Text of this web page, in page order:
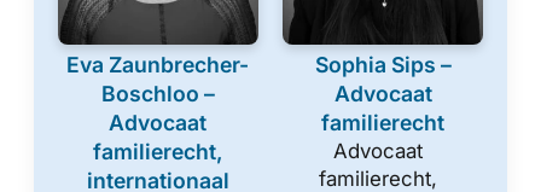
Eva Zaunbrecher-
Boschloo –
Advocaat
familierecht,
internationaal
Sophia Sips –
Advocaat
familierecht
Advocaat
familierecht,